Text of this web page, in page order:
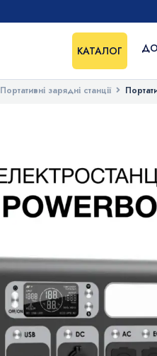
КАТАЛОГ
Портативні зарядні станції